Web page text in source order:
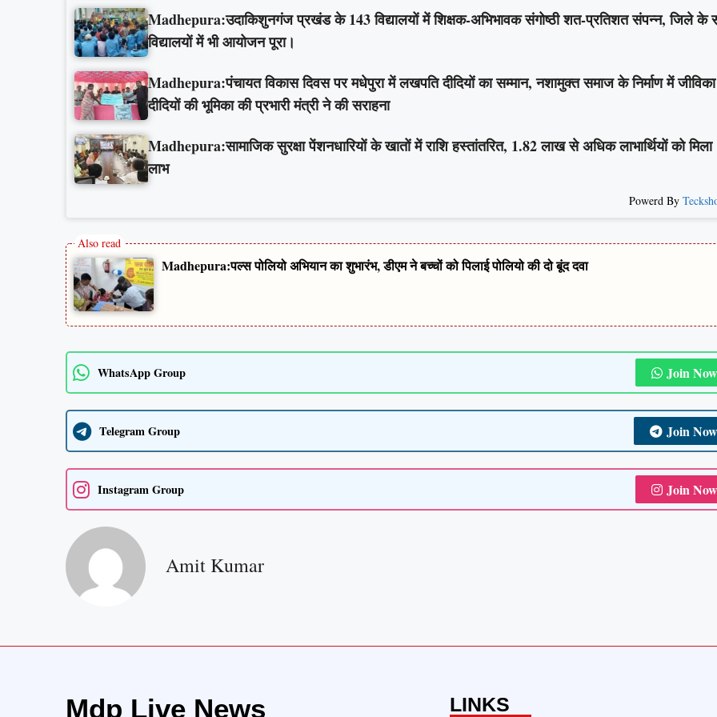
Madhepura:उदाकिशुनगंज प्रखंड के 143 विद्यालयों में शिक्षक-अभिभावक संगोष्ठी शत-प्रतिशत संपन्न, जिले के
विद्यालयों में भी आयोजन पूरा।
Madhepura:पंचायत विकास दिवस पर मधेपुरा में लखपति दीदियों का सम्मान, नशामुक्त समाज के निर्माण में जीविका
दीदियों की भूमिका की प्रभारी मंत्री ने की सराहना
Madhepura:सामाजिक सुरक्षा पेंशनधारियों के खातों में राशि हस्तांतरित, 1.82 लाख से अधिक लाभार्थियों को मिला
लाभ
Powerd By
Madhepura:पल्स पोलियो अभियान का शुभारंभ, डीएम ने बच्चों को पिलाई पोलियो की दो बूंद दवा
WhatsApp Group Join Now
Telegram Group Join Now
Instagram Group Join Now
Amit Kumar
Mdp Live News LINKS